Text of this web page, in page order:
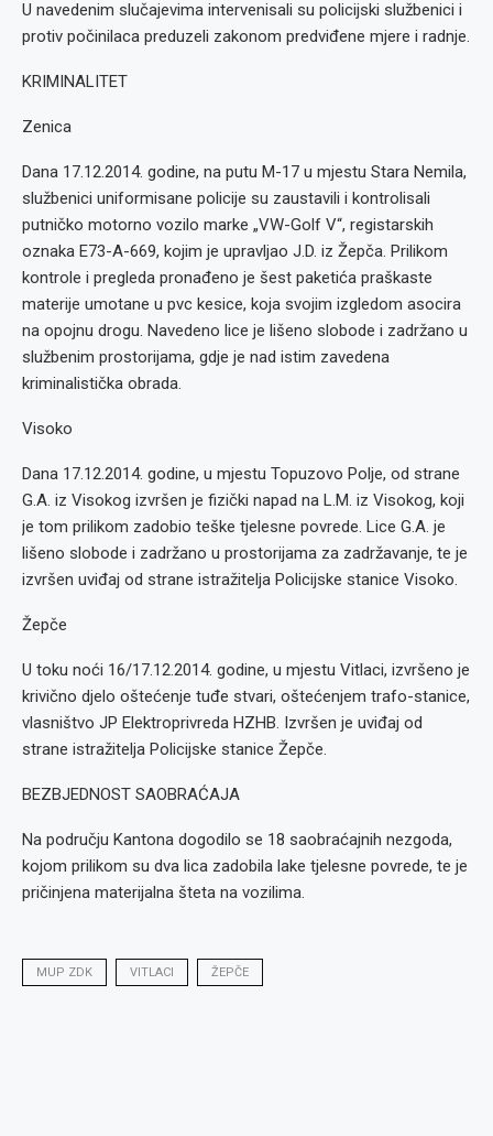
U navedenim slučajevima intervenisali su policijski službenici i
protiv počinilaca preduzeli zakonom predviđene mjere i radnje.
KRIMINALITET
Zenica
Dana 17.12.2014. godine, na putu M-17 u mjestu Stara Nemila,
službenici uniformisane policije su zaustavili i kontrolisali
putničko motorno vozilo marke „VW-Golf V“, registarskih
oznaka E73-A-669, kojim je upravljao J.D. iz Žepča. Prilikom
kontrole i pregleda pronađeno je šest paketića praškaste
materije umotane u pvc kesice, koja svojim izgledom asocira
na opojnu drogu. Navedeno lice je lišeno slobode i zadržano u
službenim prostorijama, gdje je nad istim zavedena
kriminalistička obrada.
Visoko
Dana 17.12.2014. godine, u mjestu Topuzovo Polje, od strane
G.A. iz Visokog izvršen je fizički napad na L.M. iz Visokog, koji
je tom prilikom zadobio teške tjelesne povrede. Lice G.A. je
lišeno slobode i zadržano u prostorijama za zadržavanje, te je
izvršen uviđaj od strane istražitelja Policijske stanice Visoko.
Žepče
U toku noći 16/17.12.2014. godine, u mjestu Vitlaci, izvršeno je
krivično djelo oštećenje tuđe stvari, oštećenjem trafo-stanice,
vlasništvo JP Elektroprivreda HZHB. Izvršen je uviđaj od
strane istražitelja Policijske stanice Žepče.
BEZBJEDNOST SAOBRAĆAJA
Na području Kantona dogodilo se 18 saobraćajnih nezgoda,
kojom prilikom su dva lica zadobila lake tjelesne povrede, te je
pričinjena materijalna šteta na vozilima.
MUP ZDK VITLACI ŽEPČE